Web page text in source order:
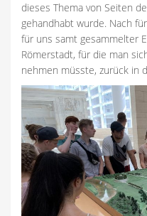
dieses Thema von Seiten
gehandhabt wurde. Nach
für uns samt gesammelter
Römerstadt, für die man
nehmen müsste, zurück in